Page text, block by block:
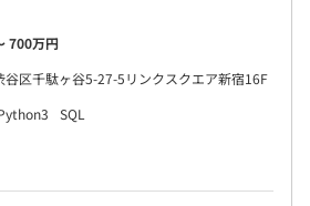
700万円
谷区千駄ヶ谷5-27-5リンクスクエア新宿16F
SQL